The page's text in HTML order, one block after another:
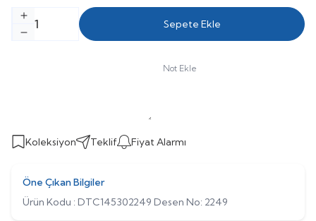
Sepete Ekle
Not Ekle
Koleksiyon Teklif Fiyat Alarmı
Öne Çıkan Bilgiler
Ürün Kodu : DTC145302249 Desen No: 2249